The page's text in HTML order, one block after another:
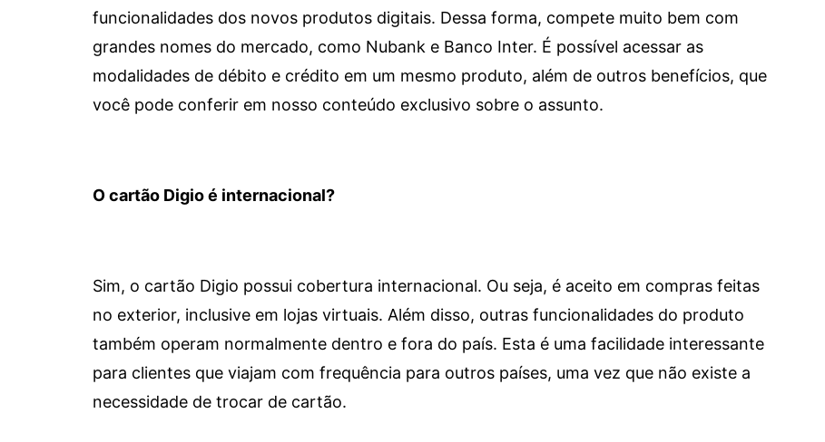
funcionalidades dos novos produtos digitais. Dessa forma, compete muito bem com
grandes nomes do mercado, como Nubank e Banco Inter. É possível acessar as
modalidades de débito e crédito em um mesmo produto, além de outros benefícios, que
você pode conferir em nosso conteúdo exclusivo sobre o assunto.
O cartão Digio é internacional?
Sim, o cartão Digio possui cobertura internacional. Ou seja, é aceito em compras feitas
no exterior, inclusive em lojas virtuais. Além disso, outras funcionalidades do produto
também operam normalmente dentro e fora do país. Esta é uma facilidade interessante
para clientes que viajam com frequência para outros países, uma vez que não existe a
necessidade de trocar de cartão.